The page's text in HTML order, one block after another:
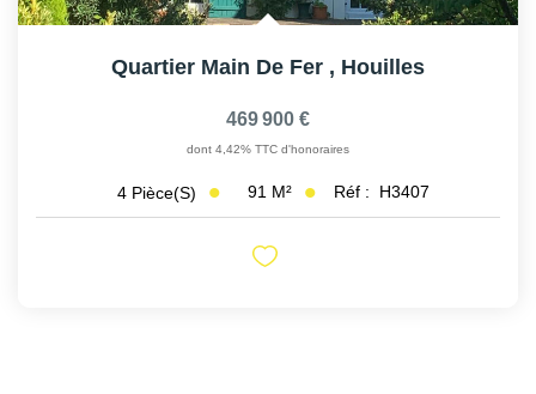
Quartier Main De Fer , Houilles
469 900 €
dont 4,42% TTC d'honoraires
4 Pièce(s) 91 M² Réf : H3407